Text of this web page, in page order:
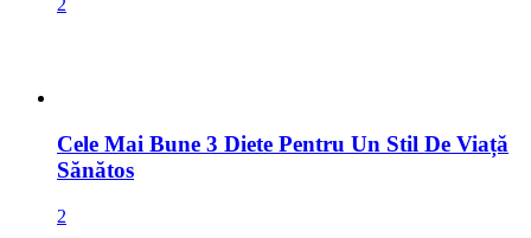
Cum Să Faci Bani Online
1